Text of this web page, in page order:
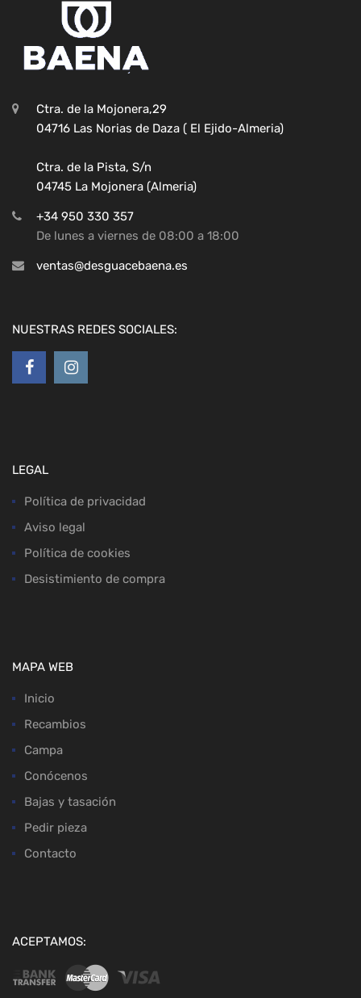
Ctra. de la Mojonera,29
04716 Las Norias de Daza ( El Ejido-Almeria)
Ctra. de la Pista, S/n
04745 La Mojonera (Almeria)
+34 950 330 357
De lunes a viernes de 08:00 a 18:00
ventas@desguacebaena.es
NUESTRAS REDES SOCIALES:
LEGAL
Política de privacidad
Aviso legal
Política de cookies
Desistimiento de compra
MAPA WEB
Inicio
Recambios
Campa
Conócenos
Bajas y tasación
Pedir pieza
Contacto
ACEPTAMOS: